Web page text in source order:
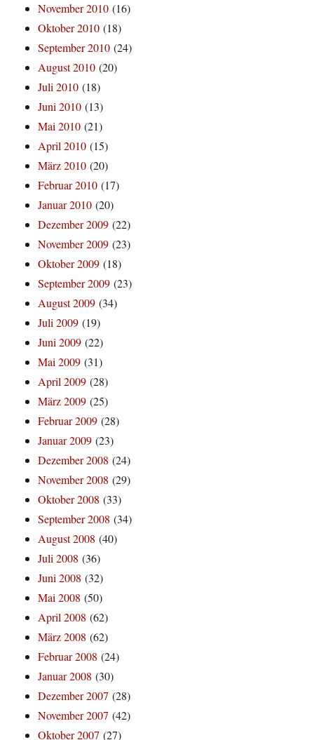
November 2010 (16)
Oktober 2010 (18)
September 2010 (24)
August 2010 (20)
Juli 2010 (18)
Juni 2010 (13)
Mai 2010 (21)
April 2010 (15)
März 2010 (20)
Februar 2010 (17)
Januar 2010 (20)
Dezember 2009 (22)
November 2009 (23)
Oktober 2009 (18)
September 2009 (23)
August 2009 (34)
Juli 2009 (19)
Juni 2009 (22)
Mai 2009 (31)
April 2009 (28)
März 2009 (25)
Februar 2009 (28)
Januar 2009 (23)
Dezember 2008 (24)
November 2008 (29)
Oktober 2008 (33)
September 2008 (34)
August 2008 (40)
Juli 2008 (36)
Juni 2008 (32)
Mai 2008 (50)
April 2008 (62)
März 2008 (62)
Februar 2008 (24)
Januar 2008 (30)
Dezember 2007 (28)
November 2007 (42)
Oktober 2007 (27)